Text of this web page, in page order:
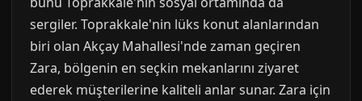
sergiler. Toprakkale'nin lüks konut alanlarından
biri olan Akçay Mahallesi'nde zaman geçiren
Zara, bölgenin en seçkin mekanlarını ziyaret
ederek müşterilerine kaliteli anlar sunar. Zara için